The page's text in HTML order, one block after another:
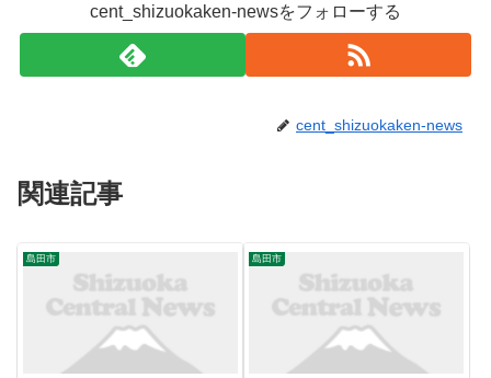
cent_shizuokaken-newsをフォローする
cent_shizuokaken-news
関連記事
島田市 島田市